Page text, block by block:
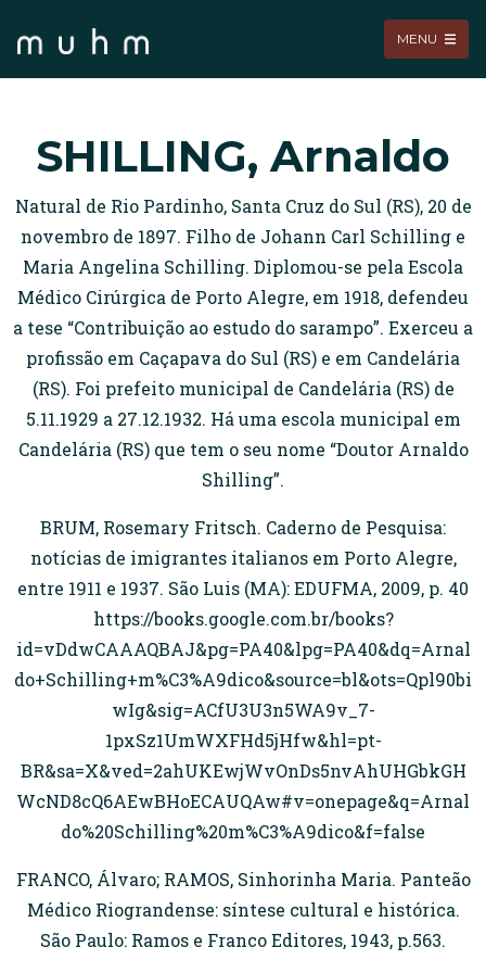
MENU
SHILLING, Arnaldo
Natural de Rio Pardinho, Santa Cruz do Sul (RS), 20 de
novembro de 1897. Filho de Johann Carl Schilling e
Maria Angelina Schilling. Diplomou-se pela Escola
Médico Cirúrgica de Porto Alegre, em 1918, defendeu
a tese “Contribuição ao estudo do sarampo”. Exerceu a
profissão em Caçapava do Sul (RS) e em Candelária
(RS). Foi prefeito municipal de Candelária (RS) de
5.11.1929 a 27.12.1932. Há uma escola municipal em
Candelária (RS) que tem o seu nome “Doutor Arnaldo
Shilling”.
BRUM, Rosemary Fritsch. Caderno de Pesquisa:
notícias de imigrantes italianos em Porto Alegre,
entre 1911 e 1937. São Luis (MA): EDUFMA, 2009, p. 40
https://books.google.com.br/books?
id=vDdwCAAAQBAJ&pg=PA40&lpg=PA40&dq=Arnal
do+Schilling+m%C3%A9dico&source=bl&ots=Qpl90bi
wIg&sig=ACfU3U3n5WA9v_7-
1pxSz1UmWXFHd5jHfw&hl=pt-
BR&sa=X&ved=2ahUKEwjWvOnDs5nvAhUHGbkGH
WcND8cQ6AEwBHoECAUQAw#v=onepage&q=Arnal
do%20Schilling%20m%C3%A9dico&f=false
FRANCO, Álvaro; RAMOS, Sinhorinha Maria. Panteão
Médico Riograndense: síntese cultural e histórica.
São Paulo: Ramos e Franco Editores, 1943, p.563.